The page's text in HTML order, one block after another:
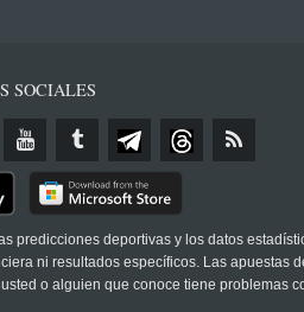
SOCIALES
predicciones deportivas y los datos
ni resultados específicos. Las apuestas
o alguien que conoce tiene